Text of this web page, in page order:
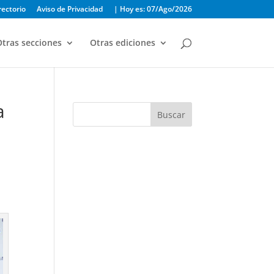
Aviso de Privacidad | Hoy es: 07/Ago/2026
secciones Otras ediciones
Buscar